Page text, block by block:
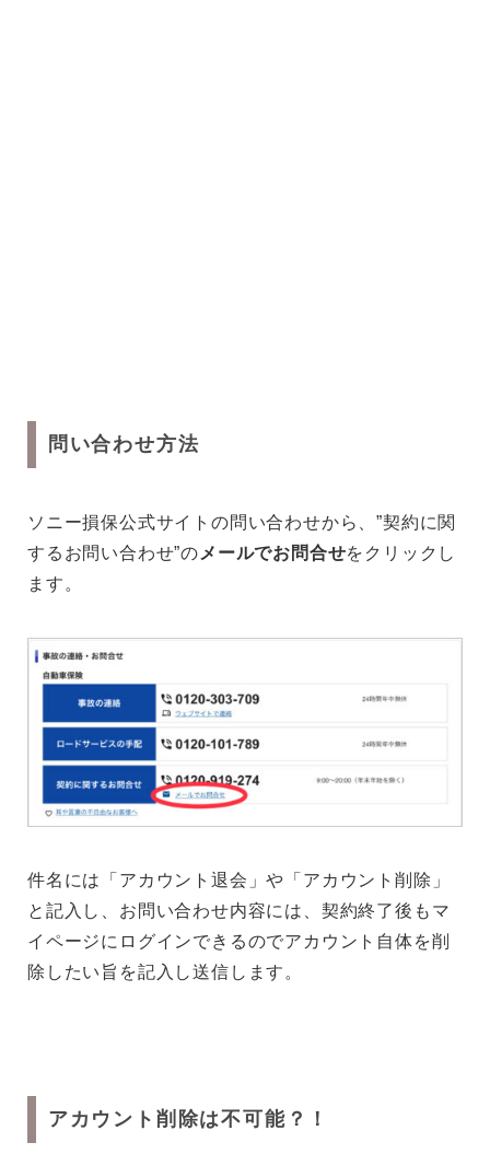
問い合わせ方法
ソニー損保公式サイトの問い合わせから、”契約に関
するお問い合わせ”の メールでお問合せをクリックし
ます。
件名には「アカウント退会」や「アカウント削除」
と記入し、お問い合わせ内容には、契約終了後もマ
イページにログインできるのでアカウント自体を削
除したい旨を記入し送信します。
アカウント削除は不可能？！